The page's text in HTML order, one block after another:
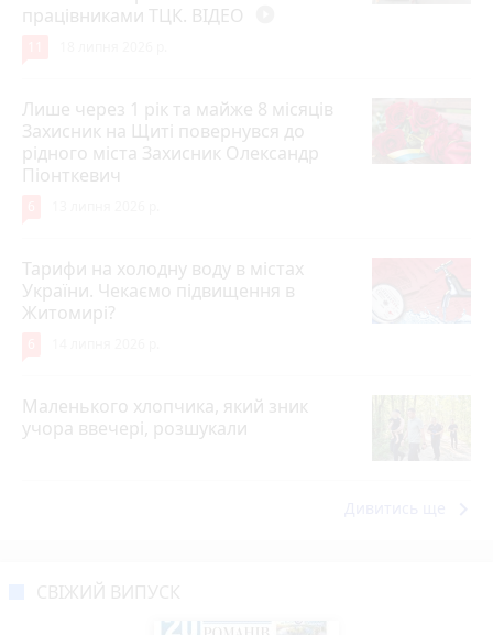
працівниками ТЦК. ВІДЕО
Лише через 1 рік та майже 8 місяців
Захисник на Щиті повернувся до
рідного міста Захисник Олександр
Піонткевич
Тарифи на холодну воду в містах
України. Чекаємо підвищення в
Житомирі?
Маленького хлопчика, який зник
учора ввечері, розшукали